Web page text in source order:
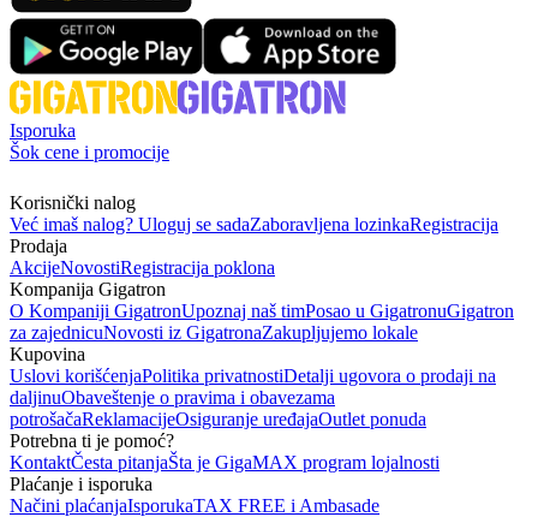
Isporuka
Šok cene i promocije
Korisnički nalog
Već imaš nalog? Uloguj se sadaZaboravljena lozinkaRegistracija
Prodaja
AkcijeNovostiRegistracija poklona
Kompanija Gigatron
O Kompaniji GigatronUpoznaj naš timPosao u GigatronuGigatron
za zajednicuNovosti iz GigatronaZakupljujemo lokale
Kupovina
Uslovi korišćenjaPolitika privatnostiDetalji ugovora o prodaji na
daljinuObaveštenje o pravima i obavezama
potrošačaReklamacijeOsiguranje uređajaOutlet ponuda
Potrebna ti je pomoć?
KontaktČesta pitanjaŠta je GigaMAX program lojalnosti
Plaćanje i isporuka
Načini plaćanjaIsporukaTAX FREE i Ambasade